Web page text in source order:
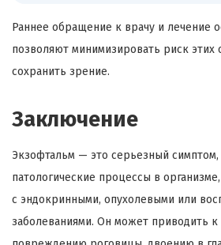
Раннее обращение к врачу и лечение
позволяют минимизировать риск этих
сохранить зрение.
Заключение
Экзофтальм — это серьезный
патологические процессы в
с эндокринными, опухолевыми или
заболеваниями. Он может приводить